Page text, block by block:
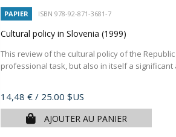
PAPIER ISBN 978-92-871-3681-7
Cultural policy in Slovenia (1999)
This review of the cultural policy of the
professional task, but also in itself a significant
Prix
14,48 € / 25.00 $US
AJOUTER AU PANIER